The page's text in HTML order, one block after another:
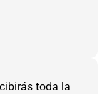
toda la